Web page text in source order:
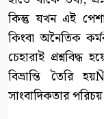
কিন্তু যখন এই
কিংবা অনৈতিক
চেহারাই
বিভ্রান্তি তৈরি
সাংবাদিকতার